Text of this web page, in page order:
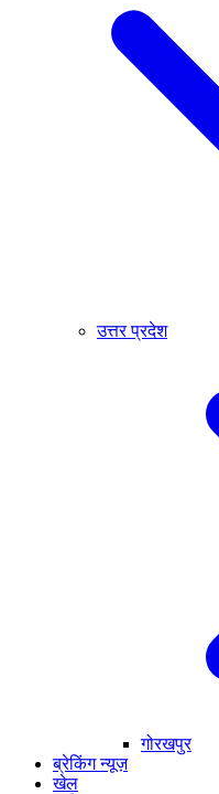
उत्तर प्रदेश
गोरखपुर
ब्रेकिंग न्यूज़
खेल